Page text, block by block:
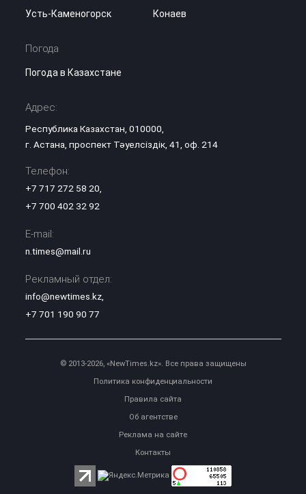
Усть-Каменогорск
Конаев
Погода
Погода в Казахстане
Адрес:
Республика Казахстан, 010000,
г. Астана, проспект Тәуелсіздік, 41, оф. 214
Телефон:
+7 717 272 58 20
+7 700 402 32 92
E-mail:
n.times@mail.ru
Рекламный отдел:
info@newtimes.kz,
+7 701 190 90 77
© 2013-2026, «NewTimes.kz». Все права защищены
Политика конфиденциальности
Правила сайта
Об агентстве
Реклама на сайте
Контакты